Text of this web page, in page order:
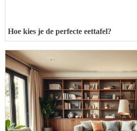
Hoe kies je de perfecte eettafel?